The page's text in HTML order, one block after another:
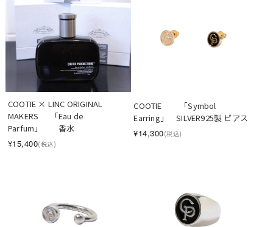
COOTIE × LINC ORIGINAL
MAKERS　  「Eau de
Parfum」　　香水
¥15,400(税込)
COOTIE 　　「Symbol
Earring」　SILVER925製 ピアス
¥14,300(税込)